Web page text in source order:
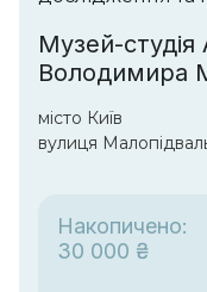
Музей-студія
Володимира
місто Київ
вулиця
Накопичено:
30 000 ₴